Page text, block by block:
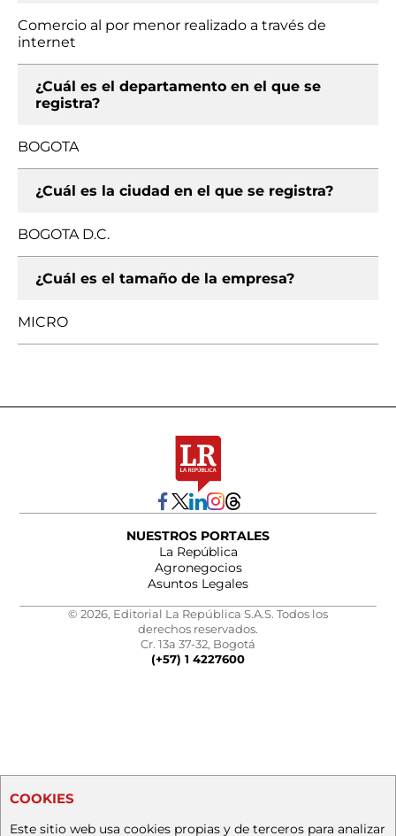
Comercio al por menor realizado a través de
internet
¿Cuál es el departamento en el que se
registra?
BOGOTA
¿Cuál es la ciudad en el que se registra?
BOGOTA D.C.
¿Cuál es el tamaño de la empresa?
MICRO
NUESTROS PORTALES
La República
Agronegocios
Asuntos Legales
© 2026, Editorial La República S.A.S. Todos los
derechos reservados.
Cr. 13a 37-32, Bogotá
(+57) 1 4227600
COOKIES
Este sitio web usa cookies propias y de terceros para analizar